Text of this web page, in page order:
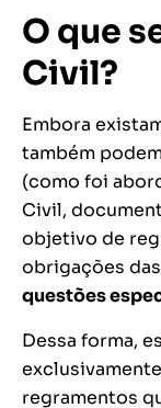
O que
Civil?
Embora
também
(como foi
Civil,
objetivo de
obrigações
questões
Dessa forma,
regramentos